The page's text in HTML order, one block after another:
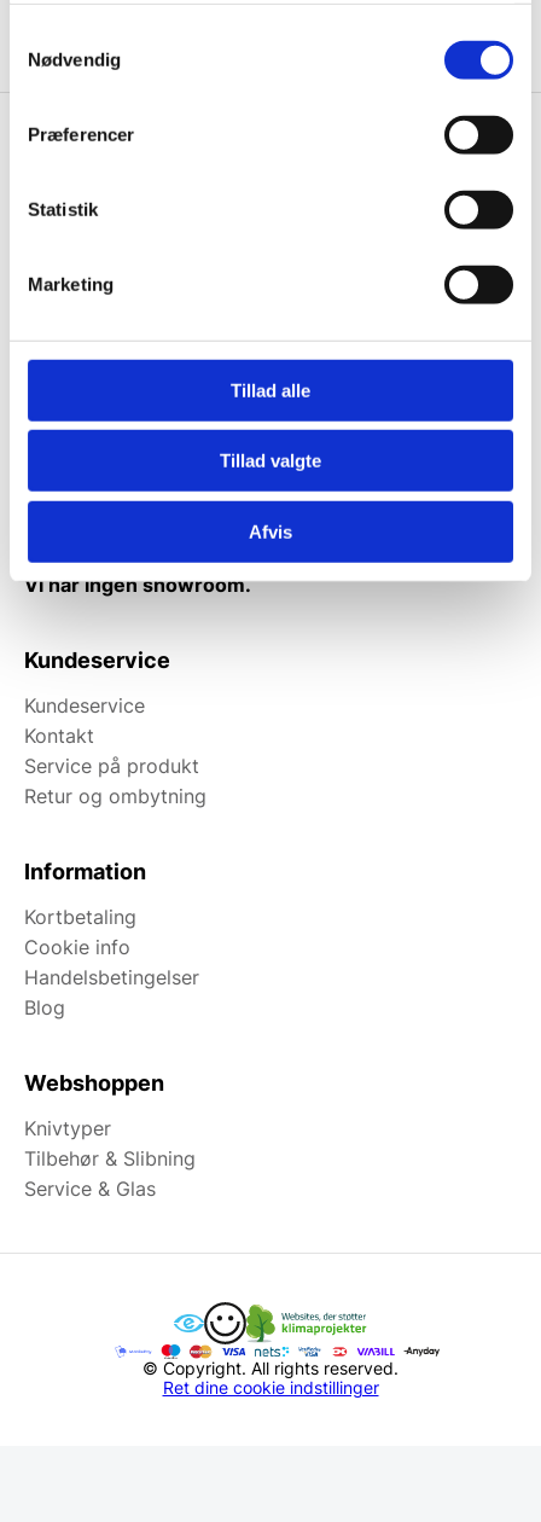
Nødvendig
Præferencer
Statistik
Marketing
Tillad alle
Tillad valgte
Afvis
Gastrobutikken ApS
CVR: 38952986
Telefon træffetid:
Tlf.71 99 30 98
Mandag til torsdag: 10:00 – 14:00.
Afhentning muligt
man-torsdag fra 08:00-16:00.
Fredag 08:00-13.00
Vi har ingen showroom.
Kundeservice
Kundeservice
Kontakt
Service på produkt
Retur og ombytning
Information
Kortbetaling
Cookie info
Handelsbetingelser
Blog
Webshoppen
Knivtyper
Tilbehør & Slibning
Service & Glas
© Copyright. All rights reserved.
Ret dine cookie indstillinger